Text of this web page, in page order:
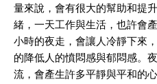
量來說，會有很大的幫助和提
緒，一天工作與生活，也許會
小時的夜走，會讓人冷靜下來
的降低人的憤悶感與郁悶感。
流，會產生許多平靜與平和的